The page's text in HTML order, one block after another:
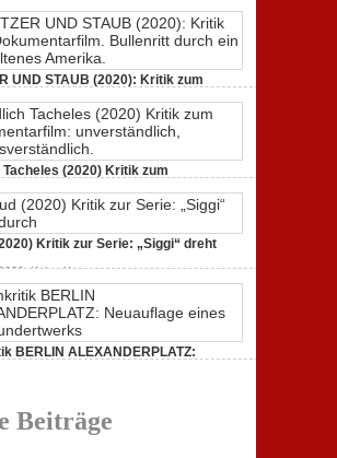
2021,Keine Kommentare zu
GUNDA
(2020):
Heilige
Kreaturen,
inszeniert.
UND STAUB (2020): Kritik zum
2020,Keine Kommentarezu
GLITZER
STAUB
(2020):
Kritik
zum
Dokumentarfilm.
Bullenritt
durch
gespaltenes
Amerika.
(2020) Kritik zum
unverständlich,
Keine Kommentare
Tacheles
Kritik
zum
unverständlich,
unmissverständlich.
Kritik zur Serie: „Siggi“ dreht
Keine Kommentarezu
Freud
Kritik
zur
„Siggi“
dreht
BERLIN ALEXANDERPLATZ:
Beiträge